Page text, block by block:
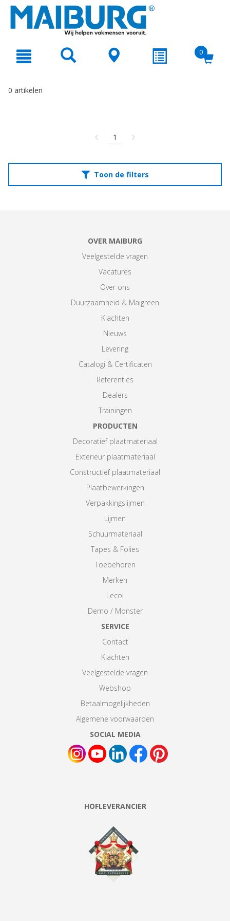
text.skipToNavigation
0
0 artikelen
1
Toon de filters
OVER MAIBURG
Veelgestelde vragen
Vacatures
Over ons
Duurzaamheid & Maigreen
Klachten
Nieuws
Levering
Catalogi & Certificaten
Referenties
Dealers
Trainingen
PRODUCTEN
Decoratief plaatmateriaal
Exterieur plaatmateriaal
Constructief plaatmateriaal
Plaatbewerkingen
Verpakkingslijmen
Lijmen
Schuurmateriaal
Tapes & Folies
Toebehoren
Merken
Lecol
Demo / Monster
SERVICE
Contact
Klachten
Veelgestelde vragen
Webshop
Betaalmogelijkheden
Algemene voorwaarden
SOCIAL MEDIA
HOFLEVERANCIER